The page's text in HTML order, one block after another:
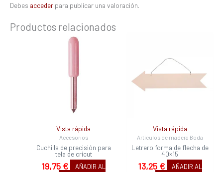
Debes acceder para publicar una valoración.
Productos relacionados
Vista rápida
Accesorios
Cuchilla de precisión para
tela de cricut
19,75 €
AÑADIR AL
Vista rápida
Artículos de madera Boda
Letrero forma de flecha de
40×15
13,25 €
AÑADIR AL